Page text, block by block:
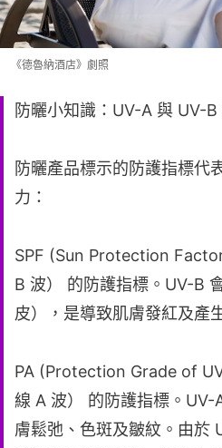
《德魯納酒店》劇照
防曬小知識：UV-A 與 UV-B
防曬產品標示的防護指標代
力：
SPF (Sun Protection
B 波） 的防護指標。UV-B
皮），是導致肌膚發紅及產
PA (Protection Grade of
線 A 波） 的防護指標。UV-
膚鬆弛、色斑及皺紋。由於